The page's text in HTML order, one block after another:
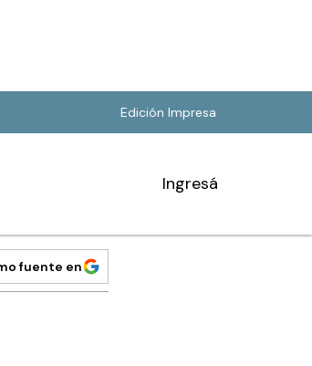
Edición Impresa
Ingresá
fuente en